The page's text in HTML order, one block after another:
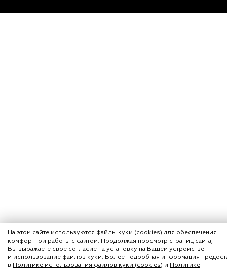
На этом сайте используются файлы куки (cookies) для обеспечения
комфортной работы с сайтом. Продолжая просмотр страниц сайта,
Вы выражаете свое согласие на установку на Вашем устройстве
и использование файлов куки. Более подробная информация
в Политике использования файлов куки (cookies) и Политике